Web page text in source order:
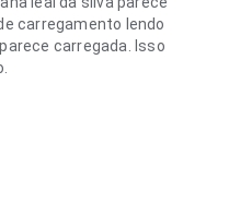
carregamento lendo
carregada. Isso